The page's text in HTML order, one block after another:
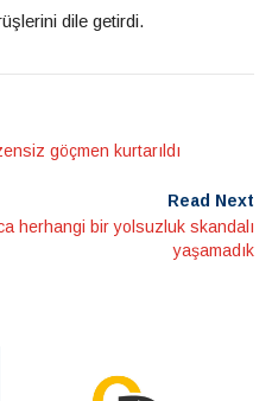
dile getirdi.
göçmen kurtarıldı
Read Next
herhangi bir yolsuzluk skandalı
yaşamadık